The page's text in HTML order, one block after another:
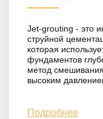
Jet-grouting - это
струйной
которая
фундаментов
метод
высоким
Подробнее